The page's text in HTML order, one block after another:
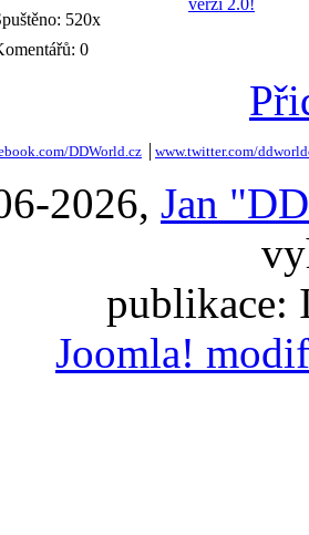
520x
0
DDWorld.cz www.twitter.com/
2026, Jan
publikace:
Joomla!